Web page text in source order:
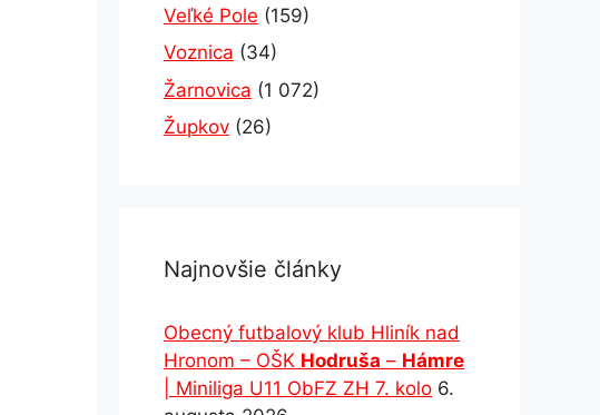
Veľké Pole (159)
Voznica (34)
Žarnovica (1 072)
Župkov (26)
Najnovšie články
Obecný futbalový klub Hliník nad
Hronom – OŠK Hodruša – Hámre
| Miniliga U11 ObFZ ZH 7. kolo 6.